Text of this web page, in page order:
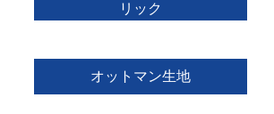
リック
オットマン生地